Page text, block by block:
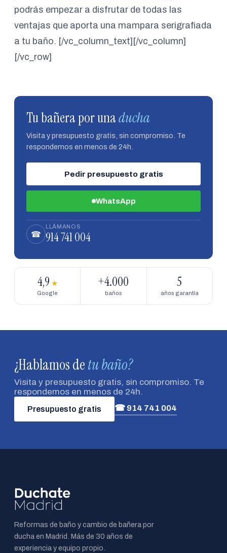
podrás empezar a disfrutar de todas las
ventajas que aporta una mampara serigrafiada
a tu baño. [/vc_column_text][/vc_column]
[/vc_row]
Tu bañera por unaducha
Visita y presupuesto gratis, sin compromiso. Te
respondemos en menos de 24h.
Pedir presupuesto gratis
WhatsApp
☎
LLÁMANOS
914 741 004
4,9 ★
Google
+4.000
baños
5
años garantía
¿Hablamos detu baño?
Visita y presupuesto gratis, sin compromiso. Te
respondemos en menos de 24h.
Presupuesto gratis ☎ 914 741 004
Reformas de baño y cambio de bañera por
ducha en Madrid. Más de 30 años de
experiencia y equipo propio.